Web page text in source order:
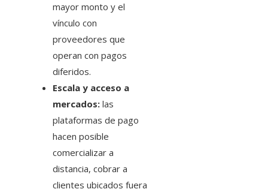
mayor monto y el
vínculo con
proveedores que
operan con pagos
diferidos.
Escala y acceso a
mercados: las
plataformas de pago
hacen posible
comercializar a
distancia, cobrar a
clientes ubicados fuera